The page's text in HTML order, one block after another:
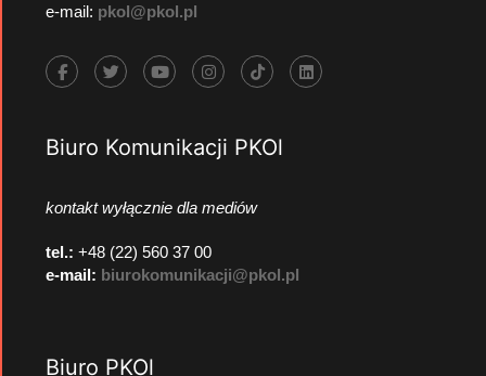
e-mail: pkol@pkol.pl
Biuro Komunikacji PKOl
kontakt wyłącznie dla mediów
tel.: +48 (22) 560 37 00
e-mail: biurokomunikacji@pkol.pl
Biuro PKOl